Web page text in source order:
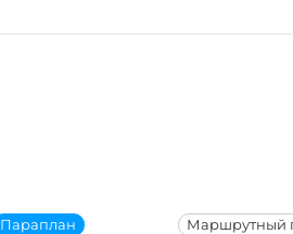
Параплан Маршрутный